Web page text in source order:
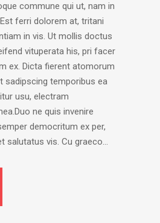
commune qui ut, nam in
ferri dolorem at, tritani
in vis. Ut mollis doctus
vituperata his, pri facer
ex. Dicta fierent atomorum
sadipscing temporibus ea
usu, electram
ne quis invenire
democritum ex per,
salutatus vis. Cu graeco...